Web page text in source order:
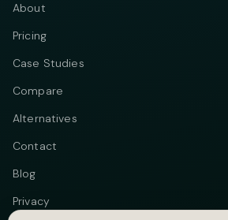
About
Pricing
Case Studies
Compare
Alternatives
Contact
Blog
Privacy